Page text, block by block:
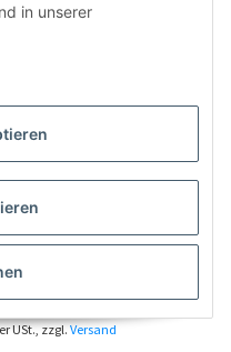
in unserer
USt., zzgl.Versand